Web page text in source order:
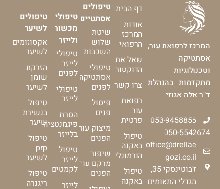
המרכז לרפואת עור,
אסתטיקה
וטכנולוגיות
מתקדמות בהנהלת
ד"ר אלה אגוזי
053-9458856
050-5542674
office@drellae
gozi.co.il
ז'בוטינסקי 35,
מגדלי התאומים
דף הבית
אודות
המרכז
הרפואי
שאל את
הדוקטור
צרו קשר
רפואת
עור
פרטית
טיפול
באקנה
הורמונלי
טיפול
באקנה
טיפולים
אסתטיים
שיטת
שלוש
השכבות
טיפולי
אסתטיקה
לפנים
פיסול
פנים
מיצוק עור
הפנים
שיפור
מרקם עור
הפנים
טיפולי
מכשור
ולייזר
טיפולי
לייזר
לפנים
טיפולי
לייזר
הסרת
פיגמנטציה
בלייזר
טיפול
לייזר
לקמטים
לייזר
טיפולים
לשיער
אקסוזומים
לשיער
הזרקת
שומן
לשיער
טיפול
בנשירת
שיער
טיפול
prp
לשיער
טיפול
ריגנרה